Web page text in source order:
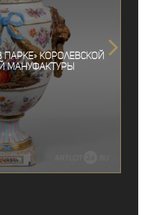
парке» Королевской
мануфактуры